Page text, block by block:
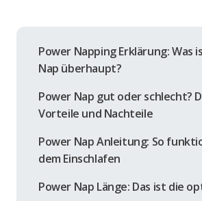
Power Napping Erklärung: Was
Nap überhaupt?
Power Nap gut oder schlecht?
Vorteile und Nachteile
Power Nap Anleitung: So
dem Einschlafen
Power Nap Länge: Das ist die